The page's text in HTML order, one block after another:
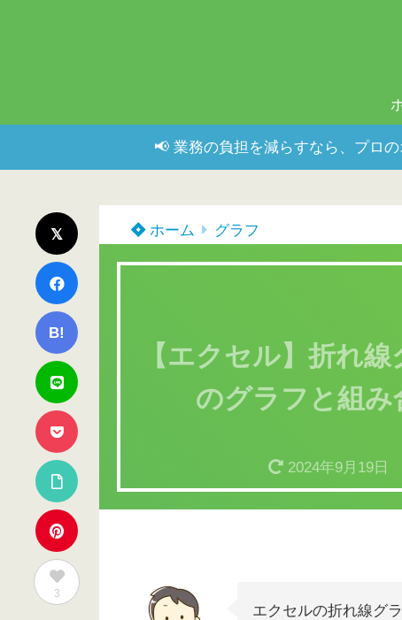
📢 業務の負担を減らすなら、プロ
B!
3
ホーム グラフ
【エクセル】折れ
のグラフと組み
2024年9月19日
エクセルの折れ線グ